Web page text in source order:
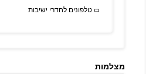
טלפונים לחדרי ישיבות
מצלמות